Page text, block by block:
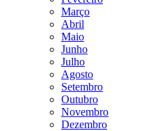
Março
Abril
Maio
Junho
Julho
Agosto
Setembro
Outubro
Novembro
Dezembro